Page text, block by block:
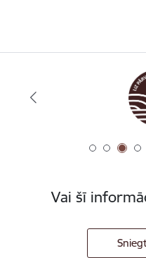
Vai šī